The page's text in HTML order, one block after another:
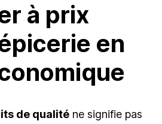
à prix
en
de qualité ne signifie pas